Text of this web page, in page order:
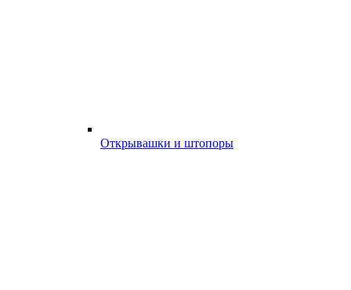
Открывашки и штопоры